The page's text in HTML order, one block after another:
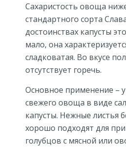
Сахаристость овоща
стандартного сорта
достоинствах капусты
мало, она
сладковатая. Во вкусе
отсутствует горечь.
Основное применение –
свежего овоща в виде
капусты. Нежные листья
хорошо подходят для
голубцов с мясной или